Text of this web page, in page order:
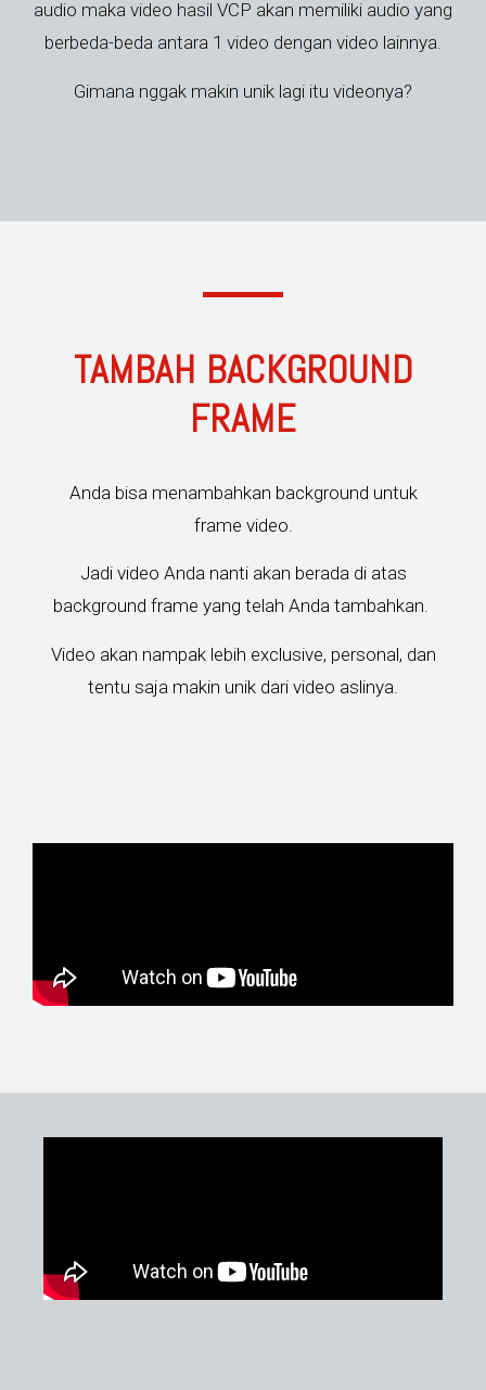
audio maka video hasil VCP akan memiliki audio yang
berbeda-beda antara 1 video dengan video lainnya.
Gimana nggak makin unik lagi itu videonya?
TAMBAH BACKGROUND
FRAME
Anda bisa menambahkan background untuk
frame video.
Jadi video Anda nanti akan berada di atas
background frame yang telah Anda tambahkan.
Video akan nampak lebih exclusive, personal, dan
tentu saja makin unik dari video aslinya.